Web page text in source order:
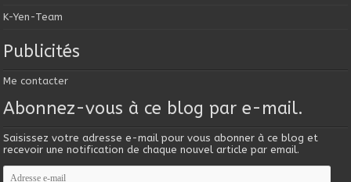
K-Yen-Team
Publicités
Me contacter
Abonnez-vous à ce blog par e-mail.
Saisissez votre adresse e-mail pour vous abonner à ce blog et
recevoir une notification de chaque nouvel article par email.
Adresse